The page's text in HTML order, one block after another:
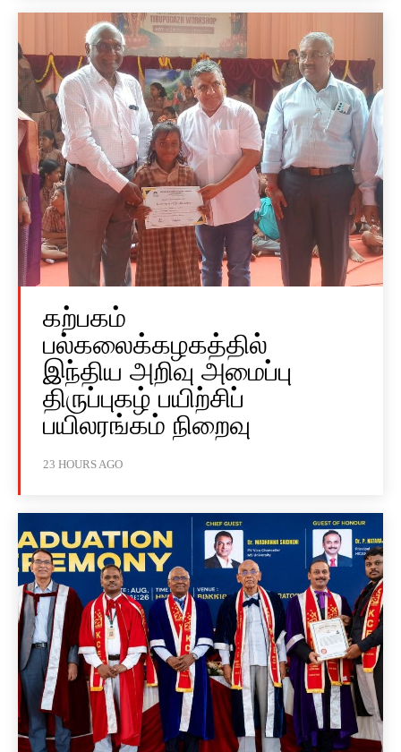
கற்பகம்
பல்கலைக்கழகத்தில்
இந்திய அறிவு அமைப்பு
திருப்புகழ் பயிற்சிப்
பயிலரங்கம் நிறைவு
23 HOURS AGO